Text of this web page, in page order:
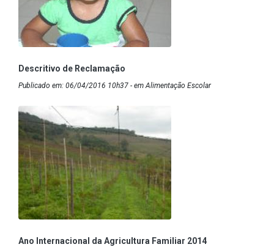
Descritivo de Reclamação
Publicado em: 06/04/2016 10h37 - em Alimentação Escolar
Ano Internacional da Agricultura Familiar 2014